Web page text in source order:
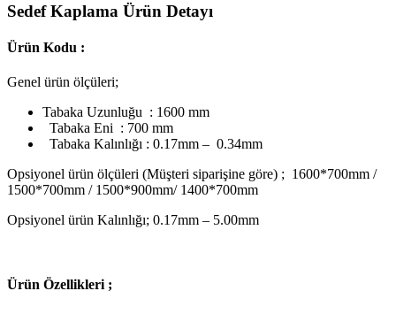
Sedef Kaplama Ürün Detayı
Ürün Kodu :
Genel ürün ölçüleri;
Tabaka Uzunluğu : 1600 mm
Tabaka Eni : 700 mm
Tabaka Kalınlığı : 0.17mm – 0.34mm
Opsiyonel ürün ölçüleri (Müşteri siparişine göre) ; 1600*700mm /
1500*700mm / 1500*900mm/ 1400*700mm
Opsiyonel ürün Kalınlığı; 0.17mm – 5.00mm
Ürün Özellikleri ;